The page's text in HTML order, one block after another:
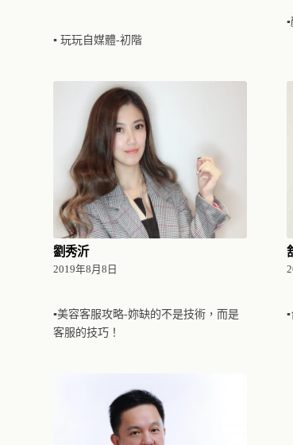
▪ 玩玩自媒體-初階
劉秀沂
2019年8月8日
▪美容客服攻略-妳缺的不是技術，而是
客服的技巧！